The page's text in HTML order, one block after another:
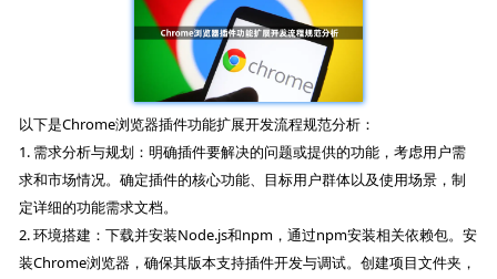
以下是Chrome浏览器插件功能扩展开发流程规范分析：
1. 需求分析与规划：明确插件要解决的问题或提供的功能，考虑用户需
求和市场情况。确定插件的核心功能、目标用户群体以及使用场景，制
定详细的功能需求文档。
2. 环境搭建：下载并安装Node.js和npm，通过npm安装相关依赖包。安
装Chrome浏览器，确保其版本支持插件开发与调试。创建项目文件夹，